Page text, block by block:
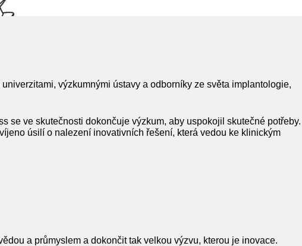
výzkumnými ústavy a odborníky ze světa implantologie,
se ve skutečnosti dokončuje výzkum, aby uspokojil skutečné potřeby.
úsilí o nalezení inovativních řešení, která vedou ke klinickým
a průmyslem a dokončit tak velkou výzvu, kterou je inovace.